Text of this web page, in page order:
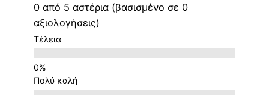
0 από 5 αστέρια (βασισμένο σε 0
αξιολογήσεις)
Τέλεια
Πολύ καλή